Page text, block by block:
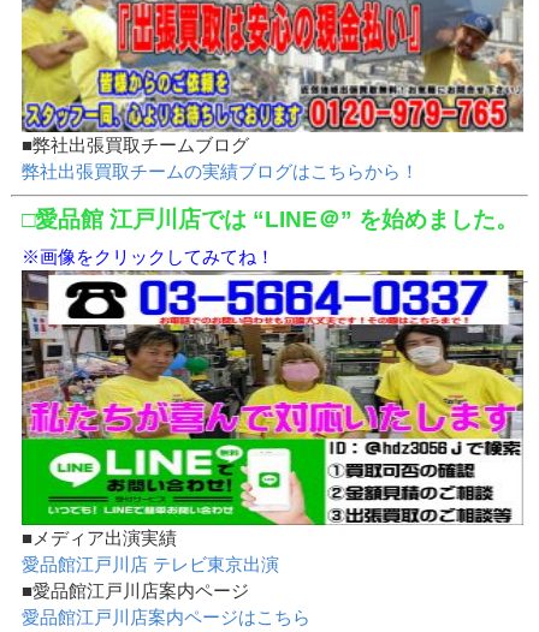
■弊社出張買取チームブログ
弊社出張買取チームの実績ブログはこちらから！
□愛品館 江戸川店では “LINE＠” を始めました。
※画像をクリックしてみてね！
■メディア出演実績
愛品館江戸川店 テレビ東京出演
■愛品館江戸川店案内ページ
愛品館江戸川店案内ページはこちら